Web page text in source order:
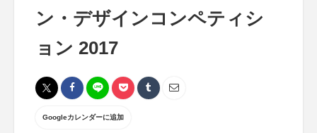
ン・デザインコンペティシ
ョン 2017
Googleカレンダーに追加